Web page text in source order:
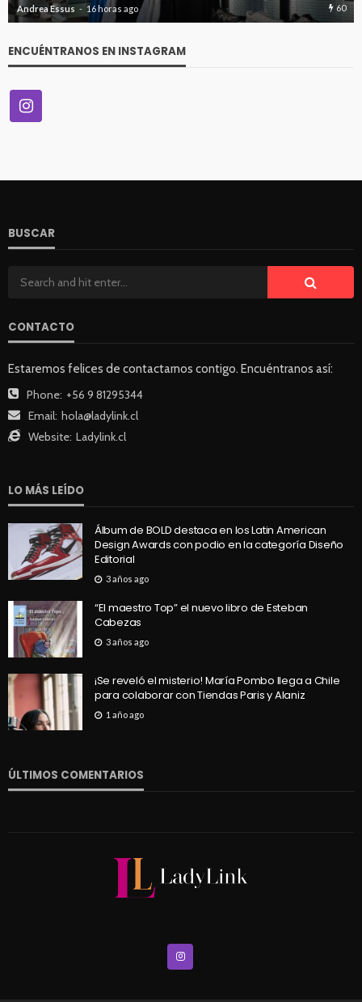
Andrea Essus 16 horas ago 60
ENCUÉNTRANOS EN INSTAGRAM
BUSCAR
CONTACTO
Estaremos felices de contactarnos contigo. Encuéntranos así:
Phone: +56 9 81295344
Email: hola@ladylink.cl
Website: Ladylink.cl
LO MÁS LEÍDO
Álbum de BOLD destaca en los Latin American
Design Awards con podio en la categoría Diseño
Editorial
3 años ago
“El maestro Top” el nuevo libro de Esteban
Cabezas
3 años ago
¡Se reveló el misterio! María Pombo llega a Chile
para colaborar con Tiendas Paris y Alaniz
1 año ago
ÚLTIMOS COMENTARIOS